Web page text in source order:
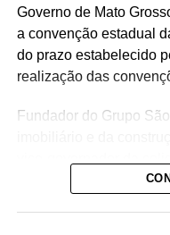
Governo de Mato
a convenção estadual
do prazo estabelecido
realização das
Fundador do Grupo
integrou como